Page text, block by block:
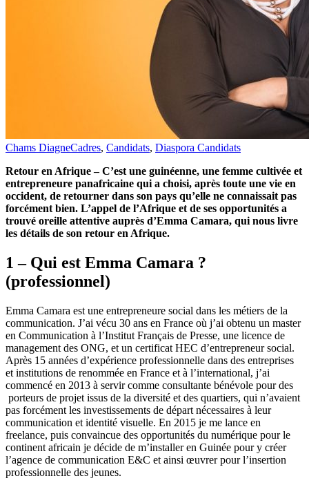
Chams DiagneCadres, Candidats, Diaspora Candidats
Retour en Afrique – C’est une guinéenne, une femme cultivée et
entrepreneure panafricaine qui a choisi, après toute une vie en
occident, de retourner dans son pays qu’elle ne connaissait pas
forcément bien. L’appel de l’Afrique et de ses opportunités a
trouvé oreille attentive auprès d’Emma Camara, qui nous livre
les détails de son retour en Afrique.
1 – Qui est Emma Camara ?
(professionnel)
Emma Camara est une entrepreneure social dans les métiers de la
communication. J’ai vécu 30 ans en France où j’ai obtenu un master
en Communication à l’Institut Français de Presse, une licence de
management des ONG, et un certificat HEC d’entrepreneur social.
Après 15 années d’expérience professionnelle dans des entreprises
et institutions de renommée en France et à l’international, j’ai
commencé en 2013 à servir comme consultante bénévole pour des
porteurs de projet issus de la diversité et des quartiers, qui n’avaient
pas forcément les investissements de départ nécessaires à leur
communication et identité visuelle. En 2015 je me lance en
freelance, puis convaincue des opportunités du numérique pour le
continent africain je décide de m’installer en Guinée pour y créer
l’agence de communication E&C et ainsi œuvrer pour l’insertion
professionnelle des jeunes.